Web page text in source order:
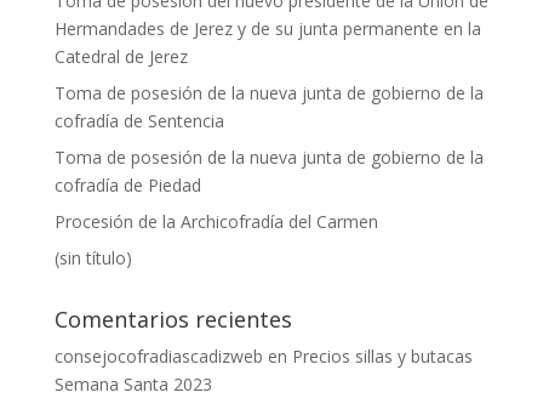
Hermandades de Jerez y de su junta permanente en la
Catedral de Jerez
Toma de posesión de la nueva junta de gobierno de la
cofradía de Sentencia
Toma de posesión de la nueva junta de gobierno de la
cofradía de Piedad
Procesión de la Archicofradía del Carmen
(sin título)
Comentarios recientes
consejocofradiascadizweb en Precios sillas y butacas
Semana Santa 2023